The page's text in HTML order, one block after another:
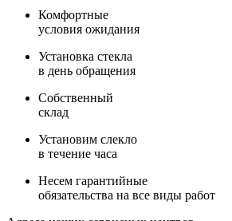
Комфортные
условия ожидания
Установка стекла
в день обращения
Собственный
склад
Установим слекло
в течение часа
Несем гарантийные
обязательства на все виды работ